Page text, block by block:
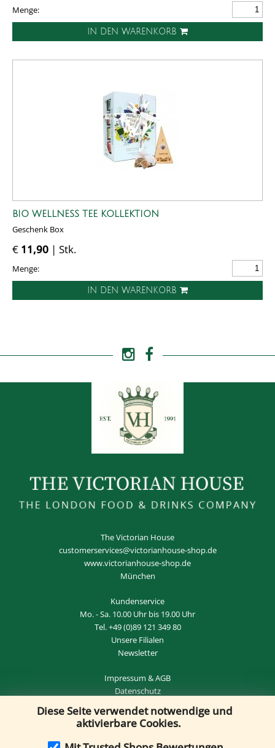
Menge:
IN DEN WARENKORB
BIO WELLNESS TEE KOLLEKTION
Geschenk Box
€ 11,90 | Stk.
Menge:
IN DEN WARENKORB
The Victorian House
customerservices@victorianhouse-shop.de
www.victorianhouse-shop.de
München
Kundenservice
Mo. - Sa. 10.00 Uhr bis 19.00 Uhr
Tel.+49 (0)89 121 349 80
Unsere Filialen
Newsletter
Impressum &AGB
Datenschutz
Widerrufsrecht& VERTRAG WIDERRUFEN
Diese Seite verwendet notwendige und
aktivierbare Cookies.